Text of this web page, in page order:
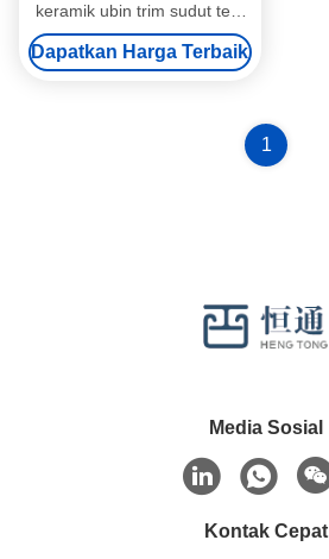
keramik ubin trim sudut tepi
90 derajat 10mm 12mm
Dapatkan Harga Terbaik
1
Media Sosial
Kontak Cepat